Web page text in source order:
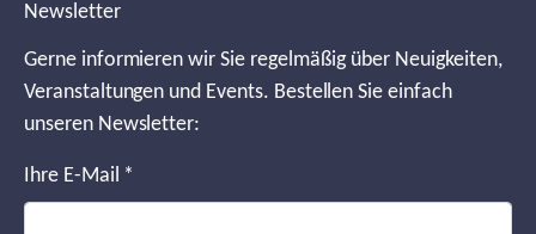
Newsletter
Gerne informieren wir Sie regelmäßig über Neuigkeiten,
Veranstaltungen und Events. Bestellen Sie einfach
unseren Newsletter:
Ihre E-Mail *